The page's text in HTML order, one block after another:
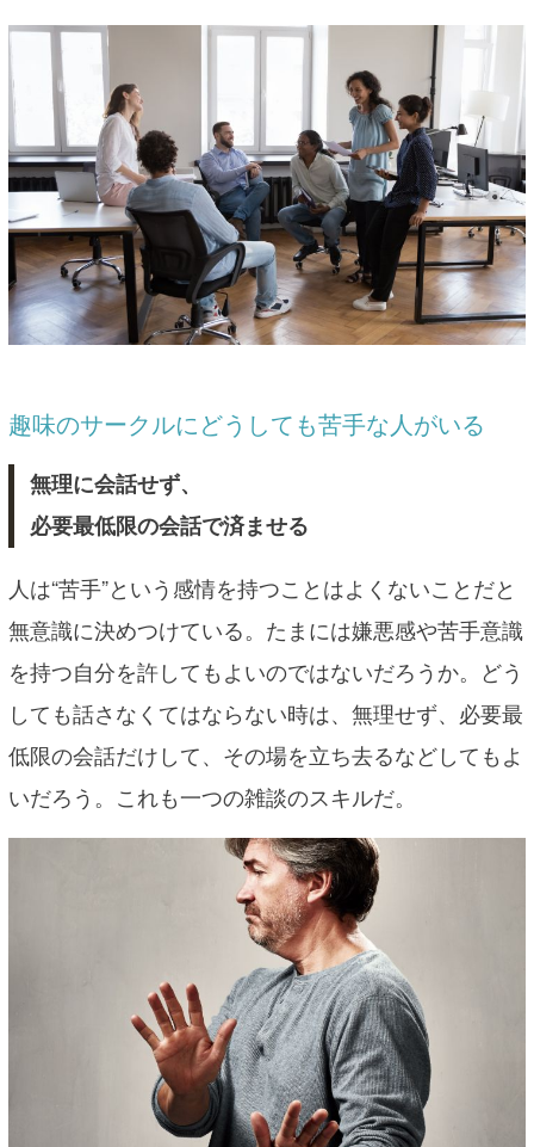
趣味のサークルにどうしても苦手な人がいる
無理に会話せず、
必要最低限の会話で済ませる
人は“苦手”という感情を持つことはよくないことだと
無意識に決めつけている。たまには嫌悪感や苦手意識
を持つ自分を許してもよいのではないだろうか。どう
しても話さなくてはならない時は、無理せず、必要最
低限の会話だけして、その場を立ち去るなどしてもよ
いだろう。これも一つの雑談のスキルだ。